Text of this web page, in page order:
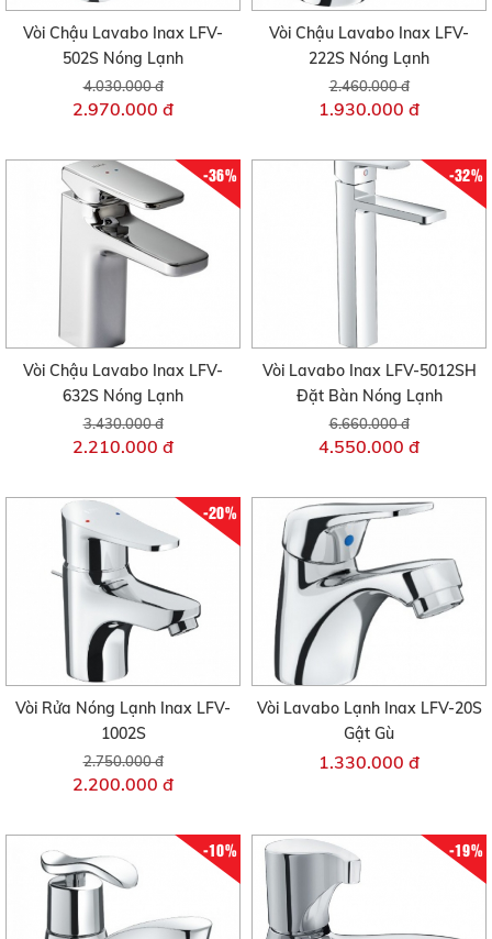
Vòi Chậu Lavabo Inax LFV-
502S Nóng Lạnh
4.030.000 đ
2.970.000 đ
Vòi Chậu Lavabo Inax LFV-
222S Nóng Lạnh
2.460.000 đ
1.930.000 đ
-36%
Vòi Chậu Lavabo Inax LFV-
632S Nóng Lạnh
3.430.000 đ
2.210.000 đ
-32%
Vòi Lavabo Inax LFV-5012SH
Đặt Bàn Nóng Lạnh
6.660.000 đ
4.550.000 đ
-20%
Vòi Rửa Nóng Lạnh Inax LFV-
1002S
2.750.000 đ
2.200.000 đ
Vòi Lavabo Lạnh Inax LFV-20S
Gật Gù
1.330.000 đ
-10% -19%